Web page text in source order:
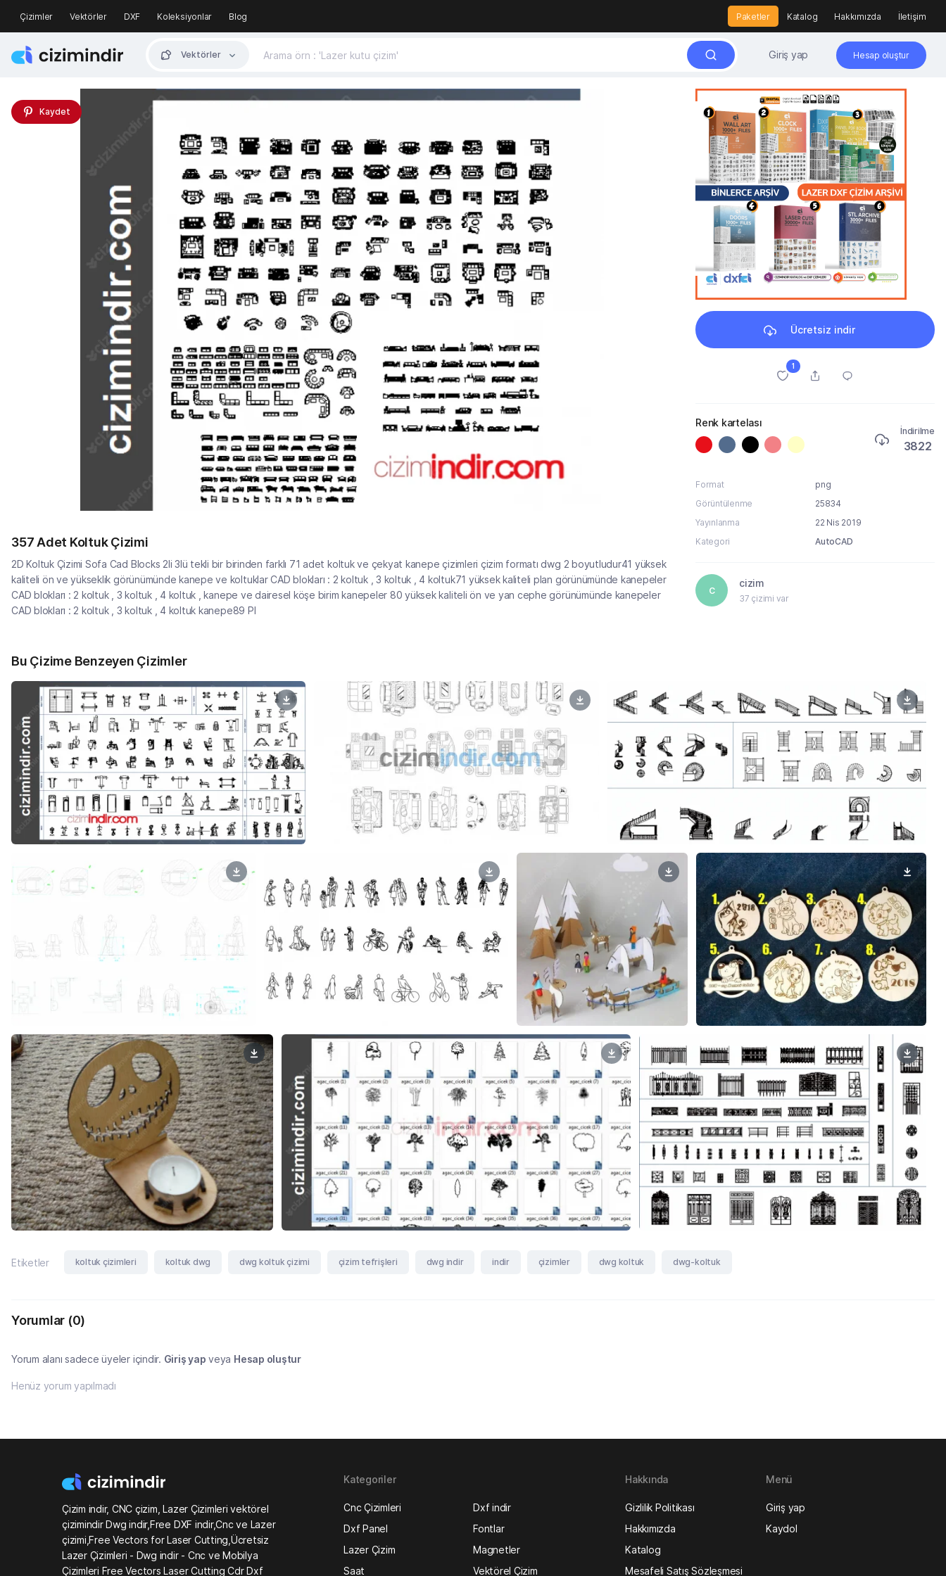
Çizimler Vektörler DXF Koleksiyonlar Blog Paketler Katalog Hakkımızda İletişim
Vektörler Giriş yap Hesap oluştur
Kaydet
357 Adet Koltuk Çizimi
2D Koltuk Çizimi Sofa Cad Blocks 2li 3lü tekli bir birinden farklı 71 adet koltuk ve çekyat kanepe çizimleri çizim formatı dwg 2 boyutludur41 yüksek
kaliteli ön ve yükseklik görünümünde kanepe ve koltuklar CAD blokları : 2 koltuk , 3 koltuk , 4 koltuk71 yüksek kaliteli plan görünümünde kanepeler
CAD blokları : 2 koltuk , 3 koltuk , 4 koltuk , kanepe ve dairesel köşe birim kanepeler 80 yüksek kaliteli ön ve yan cephe görünümünde kanepeler
CAD blokları : 2 koltuk , 3 koltuk , 4 koltuk kanepe89 Pl
Ücretsiz indir
1
Renk kartelası
İndirilme
3822
Format
png
Görüntülenme
25834
Yayınlanma
22 Nis 2019
Kategori
AutoCAD
C
cizim
37 çizimi var
Bu Çizime Benzeyen Çizimler
Etiketler koltuk çizimleri koltuk dwg dwg koltuk çizimi çizim tefrişleri dwg indir indir çizimler dwg koltuk dwg-koltuk
Yorumlar (0)
Yorum alanı sadece üyeler içindir. Giriş yap veya Hesap oluştur
Henüz yorum yapılmadı
Çizim indir, CNC çizim, Lazer Çizimleri vektörel
çizimindir Dwg indir,Free DXF indir,Cnc ve Lazer
çizimi,Free Vectors for Laser Cutting,Ücretsiz
Lazer Çizimleri - Dwg indir - Cnc ve Mobilya
Çizimleri Free Vectors Laser Cutting Cdr Dxf
Kategoriler
Cnc Çizimleri
Dxf indir
Dxf Panel
Fontlar
Lazer Çizim
Magnetler
Saat
Vektörel Çizim
Hakkında
Gizlilik Politikası
Hakkımızda
Katalog
Mesafeli Satış Sözleşmesi
Menü
Giriş yap
Kaydol